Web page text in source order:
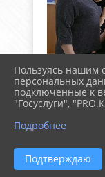
Пользуясь нашим
персональных
подключенные к
"Госуслуги",
Подробнее
Подтверждаю